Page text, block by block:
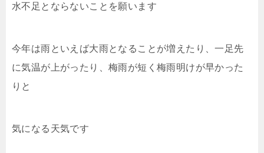
水不足とならないことを願います
今年は雨といえば大雨となることが増えたり、一足先
に気温が上がったり、梅雨が短く梅雨明けが早かった
りと
気になる天気です